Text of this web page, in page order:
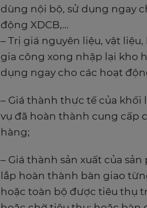
dùng nội bộ, sử dụng ngay
động XDCB,…
– Trị giá nguyên liệu, vật
gia công xong nhập lại kho
dụng ngay cho các hoạt
– Giá thành thực tế của khối
vụ đã hoàn thành cung cấp
hàng;
– Giá thành sản xuất của sản
lắp hoàn thành bàn giao
hoặc toàn bộ được tiêu thụ